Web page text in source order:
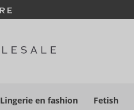
Lingerie en fashion Fetish